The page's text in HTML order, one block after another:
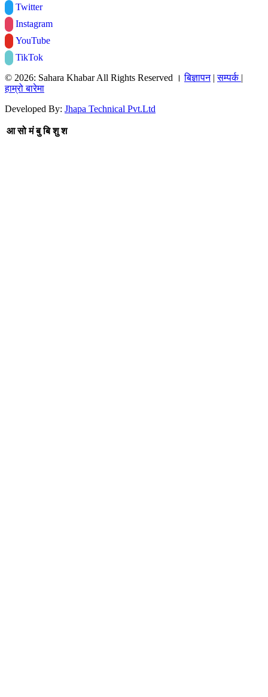
Twitter
Instagram
YouTube
TikTok
© 2026: Sahara Khabar All Rights Reserved ।बिज्ञापन|सम्पर्क |
हाम्रो बारेमा
Developed By: Jhapa Technical Pvt.Ltd
आ सो मं बु बि शु श